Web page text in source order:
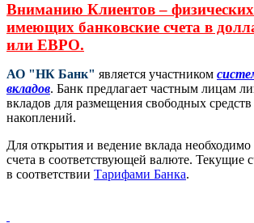
Вниманию Клиентов –
имеющих банковские счета в
или ЕВРО.
АО "НК Банк" является участником
вкладов. Банк предлагает частным лицам
вкладов для размещения свободных
накоплений.
Для открытия и ведение вклада
счета в соответствующей валюте. Текущие
в соответствии Тарифами Банка.